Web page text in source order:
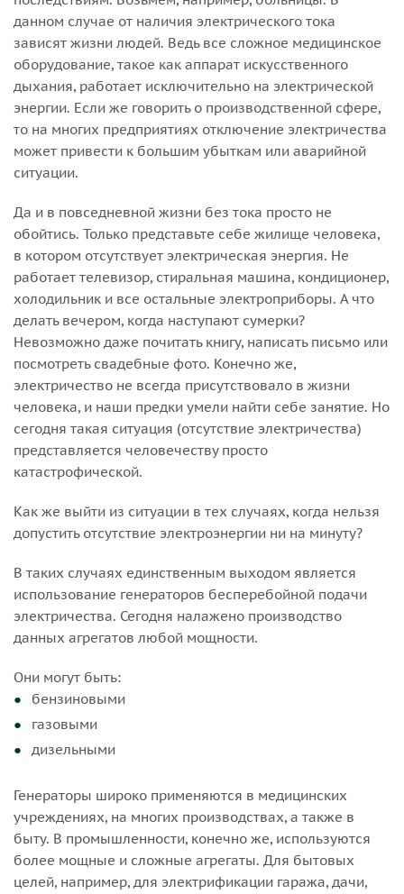
данном случае от наличия электрического тока
зависят жизни людей. Ведь все сложное медицинское
оборудование, такое как аппарат искусственного
дыхания, работает исключительно на электрической
энергии. Если же говорить о производственной сфере,
то на многих предприятиях отключение электричества
может привести к большим убыткам или аварийной
ситуации.
Да и в повседневной жизни без тока просто не
обойтись. Только представьте себе жилище человека,
в котором отсутствует электрическая энергия. Не
работает телевизор, стиральная машина, кондиционер,
холодильник и все остальные электроприборы. А что
делать вечером, когда наступают сумерки?
Невозможно даже почитать книгу, написать письмо или
посмотреть свадебные фото. Конечно же,
электричество не всегда присутствовало в жизни
человека, и наши предки умели найти себе занятие. Но
сегодня такая ситуация (отсутствие электричества)
представляется человечеству просто
катастрофической.
Как же выйти из ситуации в тех случаях, когда нельзя
допустить отсутствие электроэнергии ни на минуту?
В таких случаях единственным выходом является
использование генераторов бесперебойной подачи
электричества. Сегодня налажено производство
данных агрегатов любой мощности.
Они могут быть:
бензиновыми
газовыми
дизельными
Генераторы широко применяются в медицинских
учреждениях, на многих производствах, а также в
быту. В промышленности, конечно же, используются
более мощные и сложные агрегаты. Для бытовых
целей, например, для электрификации гаража, дачи,